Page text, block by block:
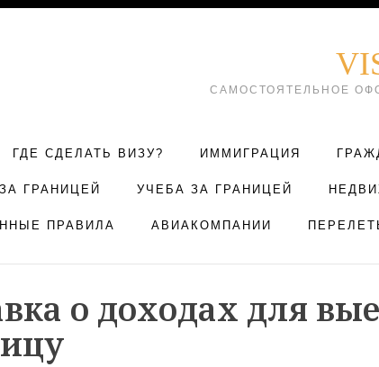
САМОСТОЯТЕЛЬНОЕ
ГДЕ СДЕЛАТЬ ВИЗУ? ИММИГРАЦИЯ
ГРАНИЦЕЙ УЧЕБА ЗА ГРАНИЦЕЙ
ПРАВИЛА АВИАКОМПАНИИ
о доходах для